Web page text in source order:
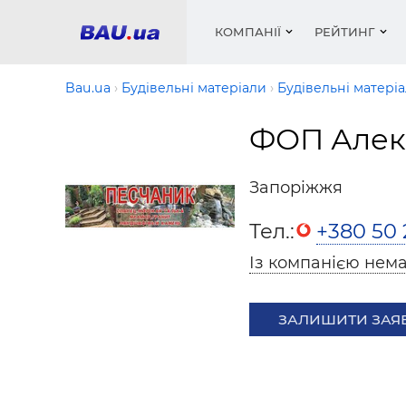
КОМПАНІЇ
Вікна
Фарби,
РЕЙТИНГ
Медіа
Труби,
Bau.ua Будівельні матеріали Будівельні
ФОП
Запоріжжя
Тел.: +380 50
Із компанією
ЗАЛИШИТИ